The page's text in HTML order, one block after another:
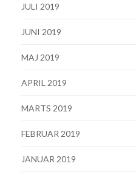
JULI 2019
JUNI 2019
MAJ 2019
APRIL 2019
MARTS 2019
FEBRUAR 2019
JANUAR 2019